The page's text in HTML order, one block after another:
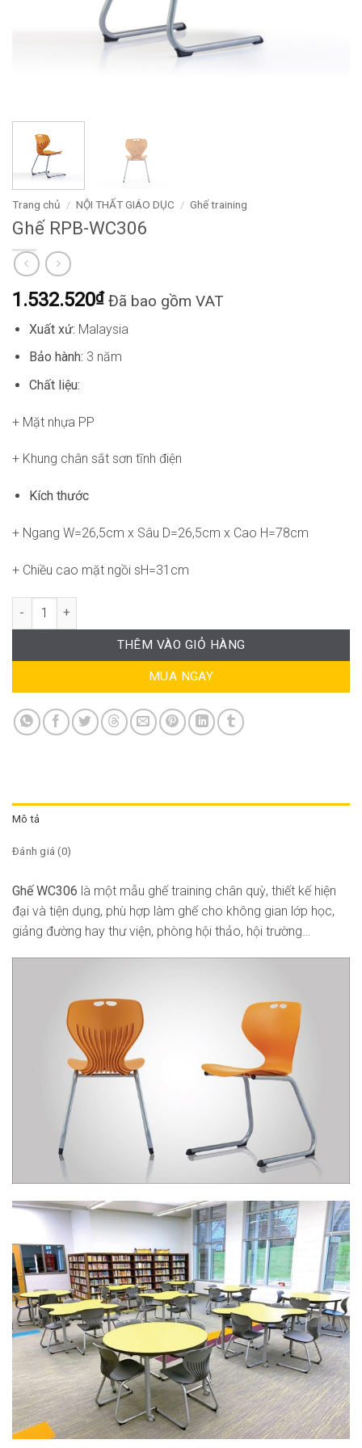
Trang chủ / NỘI THẤT GIÁO DỤC / Ghế training
Ghế RPB-WC306
1.532.520₫ Đã bao gồm VAT
Xuất xứ: Malaysia
Bảo hành: 3 năm
Chất liệu:
+ Mặt nhựa PP
+ Khung chân sắt sơn tĩnh điện
Kích thước
+ Ngang W=26,5cm x Sâu D=26,5cm x Cao H=78cm
+ Chiều cao mặt ngồi sH=31cm
Ghế RPB-WC306 số lượng
THÊM VÀO GIỎ HÀNG
MUA NGAY
Mô tả
Đánh giá (0)
Ghế WC306 là một mẫu ghế training chân quỳ, thiết kế hiện
đại và tiện dụng, phù hợp làm ghế cho không gian lớp học,
giảng đường hay thư viện, phòng hội thảo, hội trường…